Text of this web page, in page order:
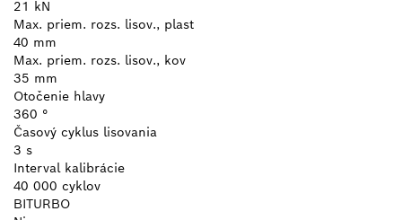
21 kN
Max. priem. rozs. lisov., plast
40 mm
Max. priem. rozs. lisov., kov
35 mm
Otočenie hlavy
360 °
Časový cyklus lisovania
3 s
Interval kalibrácie
40 000 cyklov
BITURBO